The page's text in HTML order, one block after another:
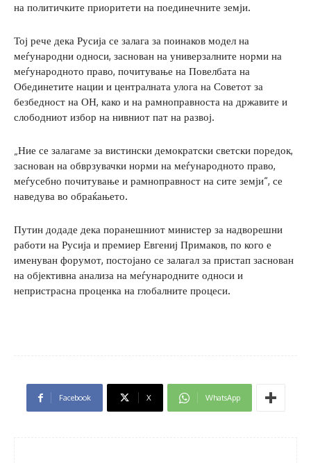
на политичките приоритети на поединечните земји.
Тој рече дека Русија се залага за поинаков модел на
меѓународни односи, заснован на универзалните норми на
меѓународното право, почитување на Повелбата на
Обединетите нации и централната улога на Советот за
безбедност на ОН, како и на рамноправноста на државите и
слободниот избор на нивниот пат на развој.
„Ние се залагаме за вистински демократски светски поредок,
заснован на обврзувачки норми на меѓународното право,
меѓусебно почитување и рамноправност на сите земји“, се
наведува во обраќањето.
Путин додаде дека поранешниот министер за надворешни
работи на Русија и премиер Евгениј Примаков, по кого е
именуван форумот, постојано се залагал за пристап заснован
на објективна анализа на меѓународните односи и
непристрасна проценка на глобалните процеси.
Facebook X WhatsApp